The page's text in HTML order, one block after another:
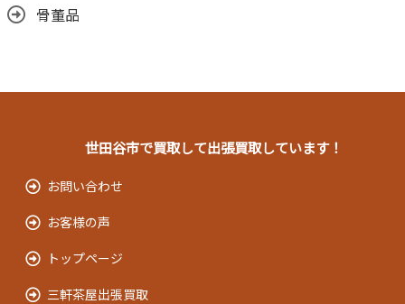
骨董品
世田谷市で買取して出張買取しています！
お問い合わせ
お客様の声
トップページ
三軒茶屋出張買取